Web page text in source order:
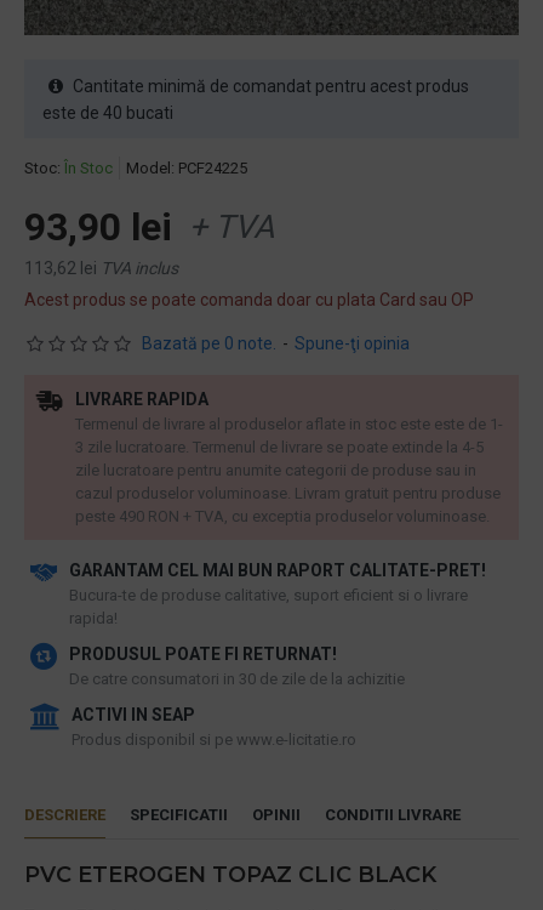
Stoc: În Stoc Model: PCF24225
Bazată pe 0 note. - Spune-ţi opinia
93,90 lei + TVA
113,62 lei TVA inclus
Acest produs se poate comanda doar cu plata Card sau OP
Cantitate minimă de comandat pentru acest produs
este de 40 bucati
GARANTAM CEL MAI BUN RAPORT CALITATE-PRET!
​Bucura-te de produse calitative, suport eficient si o livrare
rapida!
PRODUSUL POATE FI RETURNAT!
De catre consumatori in 30 de zile de la achizitie
ACTIVI IN SEAP
Produs disponibil si pe www.e-licitatie.ro
LIVRARE RAPIDA
Termenul de livrare al produselor aflate in stoc este este de 1-
3 zile lucratoare. Termenul de livrare se poate extinde la 4-5
zile lucratoare pentru anumite categorii de produse sau in
cazul produselor voluminoase. Livram gratuit pentru produse
peste 490 RON + TVA, cu exceptia produselor voluminoase.
DESCRIERE SPECIFICATII OPINII CONDITII LIVRARE
PVC ETEROGEN TOPAZ CLIC BLACK